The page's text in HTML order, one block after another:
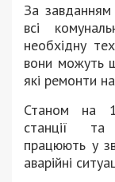
За завданням
всі
необхідну
вони можуть
які ремонти
Станом на
станції та
працюють у
аварійні